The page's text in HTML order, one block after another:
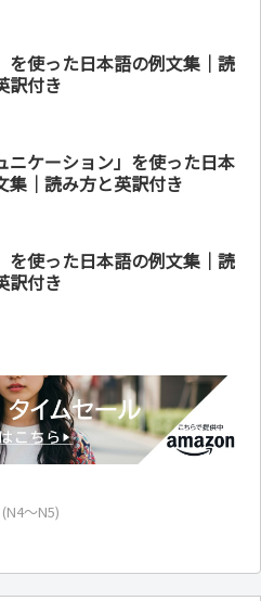
を使った日本語の例文集｜読
訳付き
ニケーション」を使った日本
集｜読み方と英訳付き
を使った日本語の例文集｜読
訳付き
～N5)